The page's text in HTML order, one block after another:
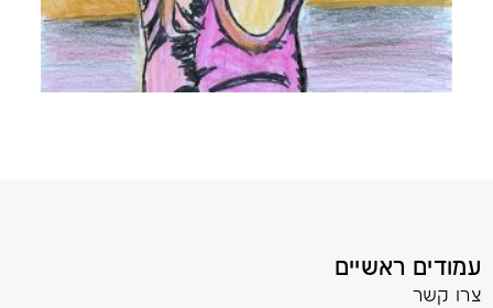
עמודים ראשיים
צרו קשר